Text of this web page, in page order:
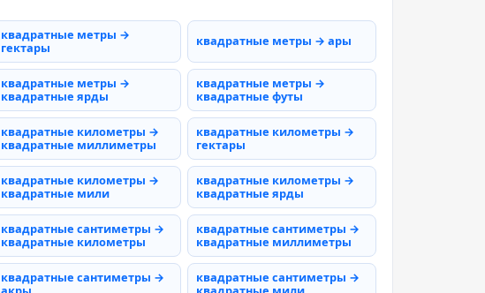
квадратные метры →
гектары
квадратные метры → ары
квадратные метры →
квадратные ярды
квадратные метры →
квадратные футы
квадратные километры →
квадратные миллиметры
квадратные километры →
гектары
квадратные километры →
квадратные мили
квадратные километры →
квадратные ярды
квадратные сантиметры →
квадратные километры
квадратные сантиметры →
квадратные миллиметры
квадратные сантиметры →
квадратные сантиметры →